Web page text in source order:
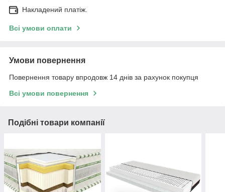
Накладений платіж.
Всі умови оплати
Умови повернення
Повернення товару впродовж 14 днів за рахунок покупця
Всі умови повернення
Подібні товари компанії